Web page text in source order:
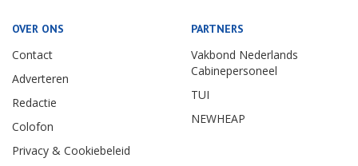
OVER ONS
Contact
Adverteren
Redactie
Colofon
Privacy & Cookiebeleid
PARTNERS
Vakbond Nederlands
Cabinepersoneel
TUI
NEWHEAP